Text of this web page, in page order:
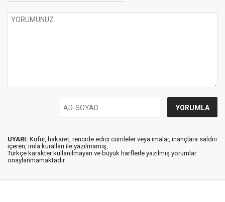
UYARI: Küfür, hakaret, rencide edici cümleler veya imalar, inançlara saldırı
içeren, imla kuralları ile yazılmamış,
Türkçe karakter kullanılmayan ve büyük harflerle yazılmış yorumlar
onaylanmamaktadır.